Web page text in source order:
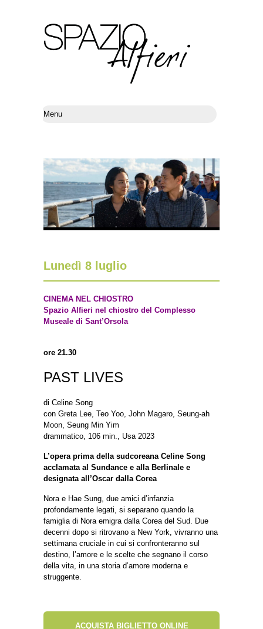
Lunedì 8 luglio
CINEMA NEL CHIOSTRO
Spazio Alfieri nel chiostro del Complesso
Museale di Sant’Orsola
ore 21.30
PAST LIVES
di Celine Song
con Greta Lee, Teo Yoo, John Magaro, Seung-ah
Moon, Seung Min Yim
drammatico, 106 min., Usa 2023
L’opera prima della sudcoreana Celine Song
acclamata al Sundance e alla Berlinale e
designata all’Oscar dalla Corea
Nora e Hae Sung, due amici d’infanzia
profondamente legati, si separano quando la
famiglia di Nora emigra dalla Corea del Sud. Due
decenni dopo si ritrovano a New York, vivranno una
settimana cruciale in cui si confronteranno sul
destino, l’amore e le scelte che segnano il corso
della vita, in una storia d’amore moderna e
struggente.
ACQUISTA BIGLIETTO ONLINE